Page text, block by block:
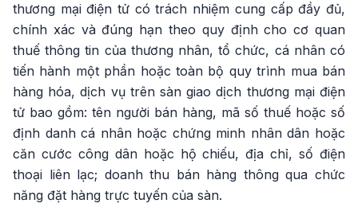
thương mại điện tử có trách nhiệm cung cấp đầy đủ,
chính xác và đúng hạn theo quy định cho cơ quan
thuế thông tin của thương nhân, tổ chức, cá nhân có
tiến hành một phần hoặc toàn bộ quy trình mua bán
hàng hóa, dịch vụ trên sàn giao dịch thương mại điện
tử bao gồm: tên người bán hàng, mã số thuế hoặc số
định danh cá nhân hoặc chứng minh nhân dân hoặc
căn cước công dân hoặc hộ chiếu, địa chỉ, số điện
thoại liên lạc; doanh thu bán hàng thông qua chức
năng đặt hàng trực tuyến của sàn.